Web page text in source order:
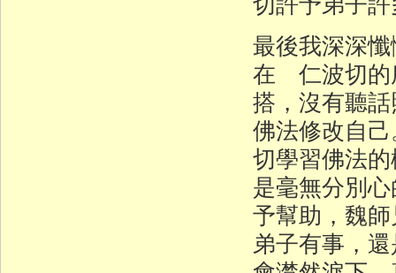
最後我深深
在 仁波切的
搭，沒有聽
佛法修改自
切學習佛法
是毫無分別
予幫助，魏
弟子有事，